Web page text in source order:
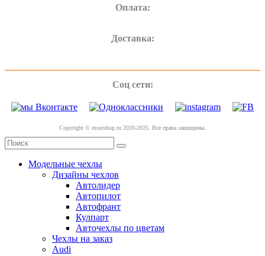
Оплата:
Доставка:
Соц сети:
Copyright © mostshop.ru 2020-2025. Все права защищены.
Модельные чехлы
Дизайны чехлов
Автолидер
Автопилот
Автофрант
Кулпарт
Авточехлы по цветам
Чехлы на заказ
Audi